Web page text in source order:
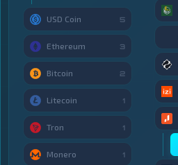
USD Coin 5
Ethereum 3
Bitcoin 2
Litecoin 1
Tron 1
Monero 1